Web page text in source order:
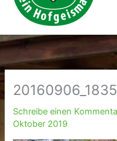
Schreibe einen
Oktober 2019